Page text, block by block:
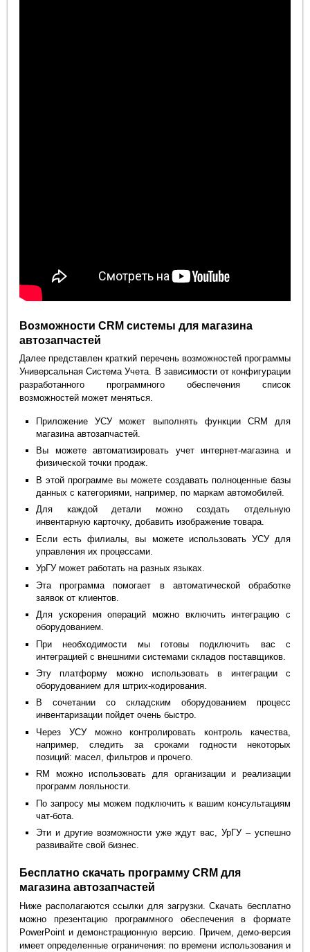
Возможности CRM системы для магазина
автозапчастей
Далее представлен краткий перечень возможностей программы
Универсальная Система Учета. В зависимости от конфигурации
разработанного программного обеспечения список
возможностей может меняться.
Приложение УСУ может выполнять функции CRM для
магазина автозапчастей.
Вы можете автоматизировать учет интернет-магазина и
физической точки продаж.
В этой программе вы можете создавать полноценные базы
данных с категориями, например, по маркам автомобилей.
Для каждой детали можно создать отдельную
инвентарную карточку, добавить изображение товара.
Если есть филиалы, вы можете использовать УСУ для
управления их процессами.
УрГУ может работать на разных языках.
Эта программа помогает в автоматической обработке
заявок от клиентов.
Для ускорения операций можно включить интеграцию с
оборудованием.
При необходимости мы готовы подключить вас с
интеграцией с внешними системами складов поставщиков.
Эту платформу можно использовать в интеграции с
оборудованием для штрих-кодирования.
В сочетании со складским оборудованием процесс
инвентаризации пойдет очень быстро.
Через УСУ можно контролировать контроль качества,
например, следить за сроками годности некоторых
позиций: масел, фильтров и прочего.
RM можно использовать для организации и реализации
программ лояльности.
По запросу мы можем подключить к вашим консультациям
чат-бота.
Эти и другие возможности уже ждут вас, УрГУ – успешно
развивайте свой бизнес.
Бесплатно скачать программу CRM для
магазина автозапчастей
Ниже располагаются ссылки для загрузки. Скачать бесплатно
можно презентацию программного обеспечения в формате
PowerPoint и демонстрационную версию. Причем, демо-версия
имеет определенные ограничения: по времени использования и